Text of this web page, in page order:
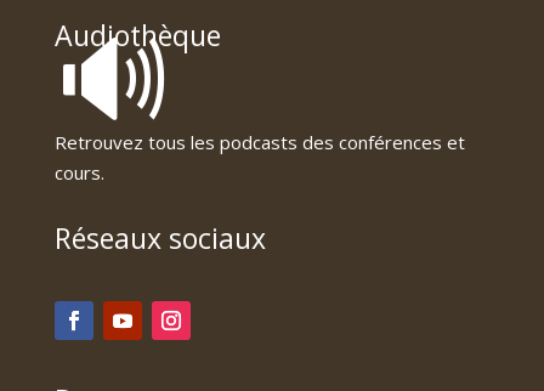
Audiothèque
🔊
Retrouvez tous les podcasts des conférences et
cours.
Réseaux sociaux